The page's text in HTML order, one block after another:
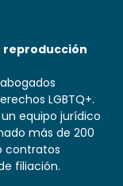
reproducción
LGBTQ+.
equipo jurídico
más de 200
contratos
filiación.